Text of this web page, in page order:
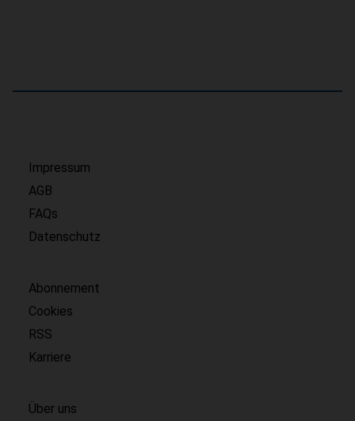
Impressum
AGB
FAQs
Datenschutz
Abonnement
Cookies
RSS
Karriere
Über uns